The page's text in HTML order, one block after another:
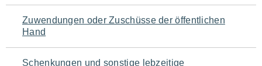
Zuwendungen oder Zuschüsse der öffentlichen
Hand
Schenkungen und sonstige lebzeitige